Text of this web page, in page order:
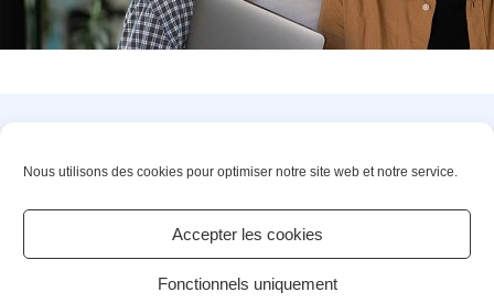
Nous utilisons des cookies pour optimiser notre site web et notre service.
Accepter les cookies
Fonctionnels uniquement
Actualités